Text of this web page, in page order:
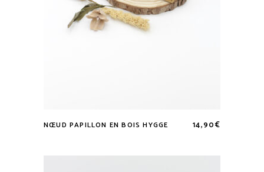
produit
NŒUD PAPILLON EN BOIS HYGGE 14,90€